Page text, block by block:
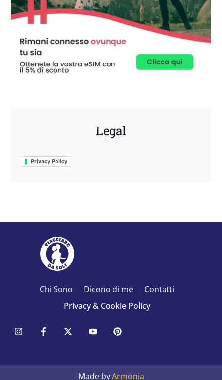
Legal
Privacy Policy
Chi Sono Dicono di me
Contatti
Privacy & Cookie Policy
Made byArmonia